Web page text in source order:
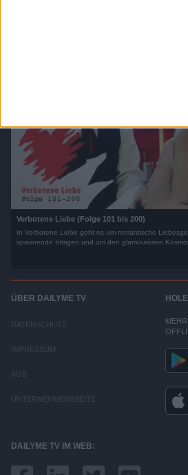
Verbotene Liebe (Folge 101 bis 200)
In Verbotene Liebe geht es um romantische
spannende Intrigen und um den glamourösen
ÜBER DAILYME TV
DATENSCHUTZ
IMPRESSUM
AGB
UNTERNEHMENSSEITE
DAILYME TV IM WEB: